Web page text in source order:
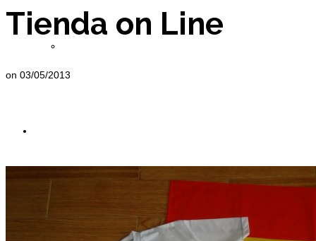
Registrarse ERC
Tienda on Line
on 03/05/2013